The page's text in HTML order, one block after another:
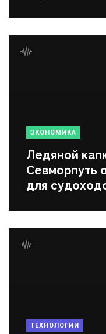
ЭКОНОМИКА
Ледяной
Севморпуть
для
ТЕХНОЛОГИИ